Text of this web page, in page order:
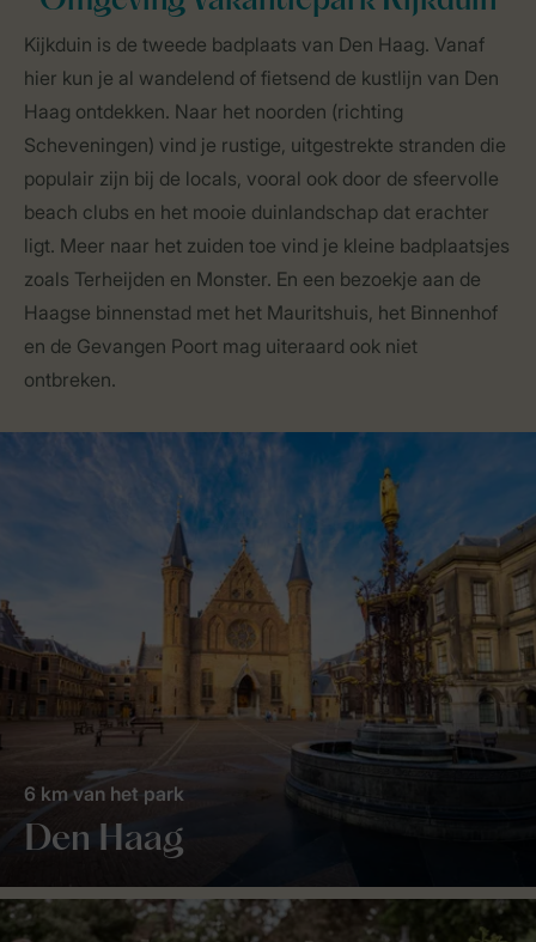
Kijkduin is de tweede badplaats van Den Haag. Vanaf
hier kun je al wandelend of fietsend de kustlijn van Den
Haag ontdekken. Naar het noorden (richting
Scheveningen) vind je rustige, uitgestrekte stranden die
populair zijn bij de locals, vooral ook door de sfeervolle
beach clubs en het mooie duinlandschap dat erachter
ligt. Meer naar het zuiden toe vind je kleine badplaatsjes
zoals Terheijden en Monster. En een bezoekje aan de
Haagse binnenstad met het Mauritshuis, het Binnenhof
en de Gevangen Poort mag uiteraard ook niet
ontbreken.
Den Haag
6 km van het park